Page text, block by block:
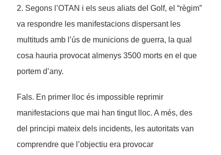
2. Segons l’OTAN i els seus aliats del Golf, el “règim”
va respondre les manifestacions dispersant les
multituds amb l’ús de municions de guerra, la qual
cosa hauria provocat almenys 3500 morts en el que
portem d’any.
Fals. En primer lloc és impossible reprimir
manifestacions que mai han tingut lloc. A més, des
del principi mateix dels incidents, les autoritats van
comprendre que l’objectiu era provocar